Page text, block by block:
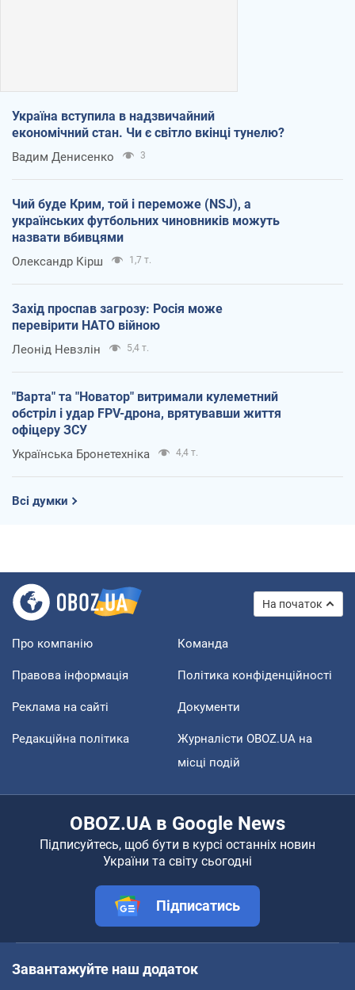
Україна вступила в надзвичайний
економічний стан. Чи є світло вкінці тунелю?
Вадим Денисенко 3
Чий буде Крим, той і переможе (NSJ), а
українських футбольних чиновників можуть
назвати вбивцями
Олександр Кірш 1,7 т.
Захід проспав загрозу: Росія може
перевірити НАТО війною
Леонід Невзлін 5,4 т.
"Варта" та "Новатор" витримали кулеметний
обстріл і удар FPV-дрона, врятувавши життя
офіцеру ЗСУ
Українська Бронетехніка 4,4 т.
Всі думки
На початок
Про компанію Команда
Правова інформація Політика конфіденційності
Реклама на сайті Документи
Редакційна політика
Журналісти OBOZ.UA на
місці подій
OBOZ.UA в Google News
Підписуйтесь, щоб бути в курсі останніх новин
України та світу сьогодні
Підписатись
Завантажуйте наш додаток